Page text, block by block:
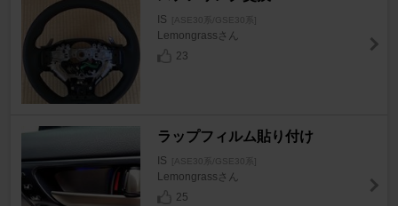
IS [ASE30系/GSE30系]
Lemongrassさん
23
ラップフィルム貼り付け
IS [ASE30系/GSE30系]
Lemongrassさん
25